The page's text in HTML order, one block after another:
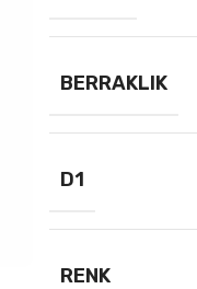
BERRAKLIK
D1
RENK